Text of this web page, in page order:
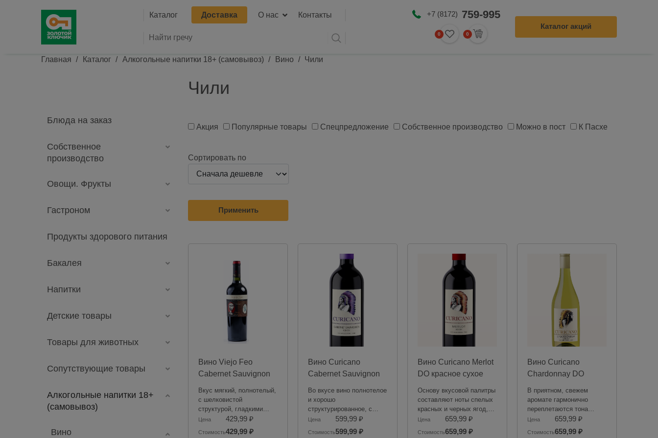
Основная навигация
Каталог Доставка О нас Контакты +7 (8172) 759-995
0 0
Каталог акций
Строка навигации
Главная Каталог Алкогольные напитки 18+ (самовывоз) Вино Чили
Блюда на заказ
Собственное
производство
Овощи. Фрукты
Гастроном
Продукты здорового питания
Бакалея
Напитки
Детские товары
Товары для животных
Сопутствующие товары
Алкогольные напитки 18+
(самовывоз)
Вино
Чили
Акция Популярные товары Спецпредложение Собственное производство Можно в пост К Пасхе
Сортировать по
Вино Viejo Feo
Cabernet Sauvignon
0.187 мл, Чили
Вкус мягкий, полнотелый,
с шелковистой
структурой, гладкими
танинами и приятным
длительным
Цена 429,99 ₽
Стоимость429,99 ₽
Вино Curicano
Cabernet Sauvignon
0.75 л, Чили
Во вкусе вино полнотелое
и хорошо
структурированное, с
гармоничным балансом
танинов и кислотности, и
Цена 599,99 ₽
Стоимость599,99 ₽
Вино Curicano Merlot
DO красное сухое
Основу вкусовой палитры
составляют ноты спелых
красных и черных ягод,
вишневой косточки,
листьев малины и
Цена 659,99 ₽
Стоимость659,99 ₽
Вино Curicano
Chardonnay DO
0.75 л, Чили
В приятном, свежем
аромате гармонично
переплетаются тона
спелых тропических
фруктов, белой
Цена 659,99 ₽
Стоимость659,99 ₽